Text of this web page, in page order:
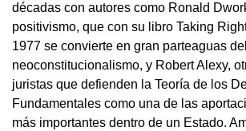
décadas con autores como Ronald
positivismo, que con su libro Taking
1977 se convierte en gran parteaguas del
neoconstitucionalismo, y Robert Alexy,
juristas que defienden la Teoría de los
Fundamentales como una de las
más importantes dentro de un Estado.